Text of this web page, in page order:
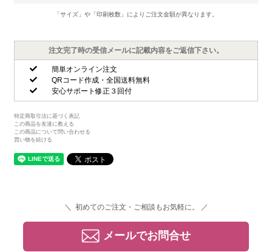
「サイズ」や「印刷枚数」によりご注文金額が異なります。
注文完了時の受信メールに記載内容をご返信下さい。
簡単オンライン注文
QRコード作成・全国送料無料
安心サポート修正３回付
特定商取引法に基づく表記
この商品を友達に教える
この商品について問い合わせる
買い物を続ける
＼ 初めてのご注文・ご相談もお気軽に。 ／
メールでお問合せ